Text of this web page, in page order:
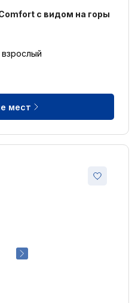
с видом на горы
взрослый
мест